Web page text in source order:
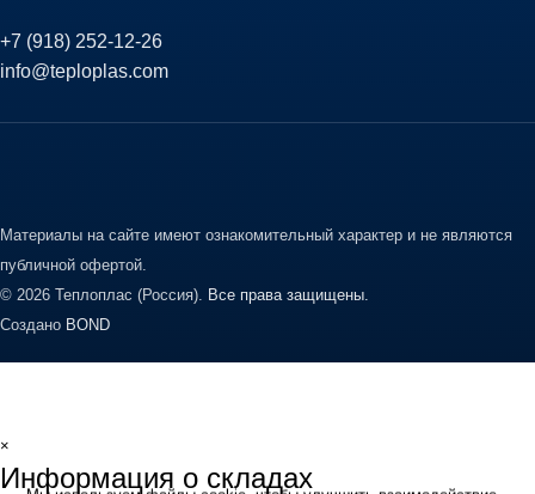
+7 (918) 252-12-26
info@teploplas.com
Материалы на сайте имеют ознакомительный характер и не являются
публичной офертой.
© 2026 Теплоплас (Россия). Все права защищены.
Создано BOND
×
Информация о складах